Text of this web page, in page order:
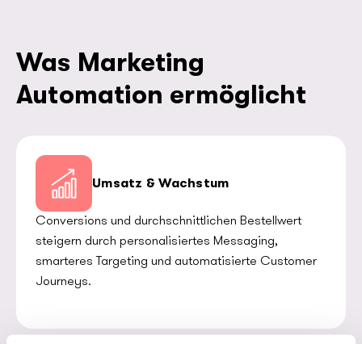
Was Marketing
Automation ermöglicht
Umsatz & Wachstum
Conversions und durchschnittlichen Bestellwert
steigern durch personalisiertes Messaging,
smarteres Targeting und automatisierte Customer
Journeys.